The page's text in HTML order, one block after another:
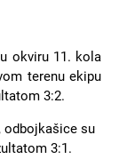
okviru 11. kola
terenu ekipu
3:2.
odbojkašice su
3:1.